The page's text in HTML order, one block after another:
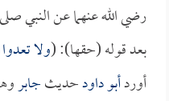
رضي الله عنهما عن النبي
بعد قوله (حقها): (ولا
أوردأبو داودحديثجابر